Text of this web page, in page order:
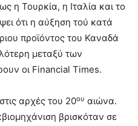
η Τουρκία, η Ιταλία και το
ότι η αύξηση τού κατά
προϊόντος του Καναδά
μεταξύ των
οι Financial Times.
αρχές του 20ου αιώνα.
βρισκόταν σε